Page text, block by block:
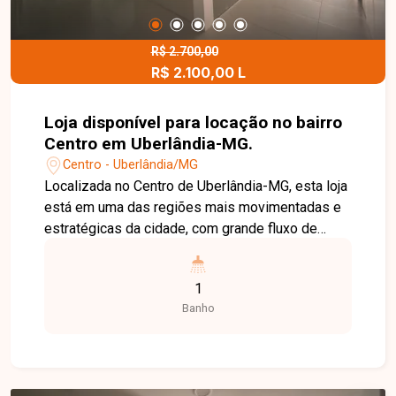
R$ 2.700,00
R$ 2.100,00 L
Loja disponível para locação no bairro
Centro em Uberlândia-MG.
Centro - Uberlândia/MG
Localizada no Centro de Uberlândia-MG, esta loja
está em uma das regiões mais movimentadas e
estratégicas da cidade, com grande fluxo de
ao redor, ideal para quem busca visibilidade e
praticidade para o seu negócio. Loja com
aproximadamente 6,5 m², em excelente
1
Banho